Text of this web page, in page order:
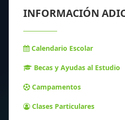
INFORMACIÓN
Calendario Escolar
Becas y Ayudas al Estudio
Campamentos
Clases Particulares